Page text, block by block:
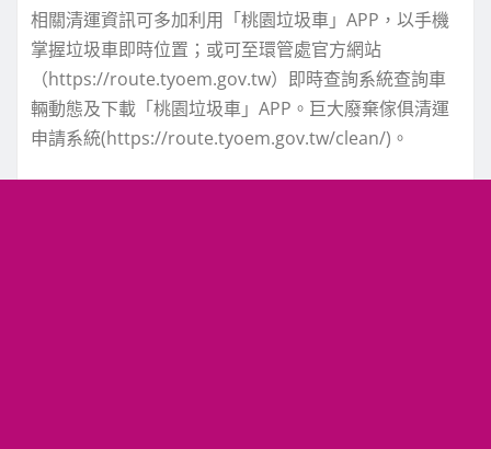
相關清運資訊可多加利用「桃園垃圾車」APP，以手機
掌握垃圾車即時位置；或可至環管處官方網站
（https://route.tyoem.gov.tw）即時查詢系統查詢車
輛動態及下載「桃園垃圾車」APP。巨大廢棄傢俱清運
申請系統(https://route.tyoem.gov.tw/clean/)。